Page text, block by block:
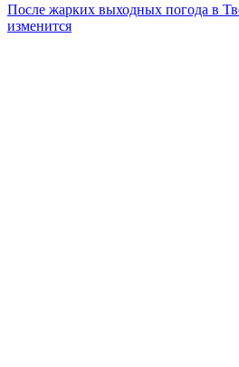
После жарких выходных погода в
изменится